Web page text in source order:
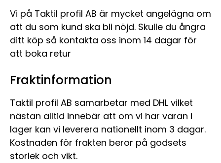
Vi på Taktil profil AB är mycket angelägna om
att du som kund ska bli nöjd. Skulle du ångra
ditt köp så kontakta oss inom 14 dagar för
att boka retur
Fraktinformation
Taktil profil AB samarbetar med DHL vilket
nästan alltid innebär att om vi har varan i
lager kan vi leverera nationellt inom 3 dagar.
Kostnaden för frakten beror på godsets
storlek och vikt.